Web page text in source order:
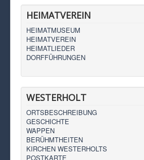
HEIMATVEREIN
HEIMATMUSEUM
HEIMATVEREIN
HEIMATLIEDER
DORFFÜHRUNGEN
WESTERHOLT
ORTSBESCHREIBUNG
GESCHICHTE
WAPPEN
BERÜHMTHEITEN
KIRCHEN WESTERHOLTS
POSTKARTE